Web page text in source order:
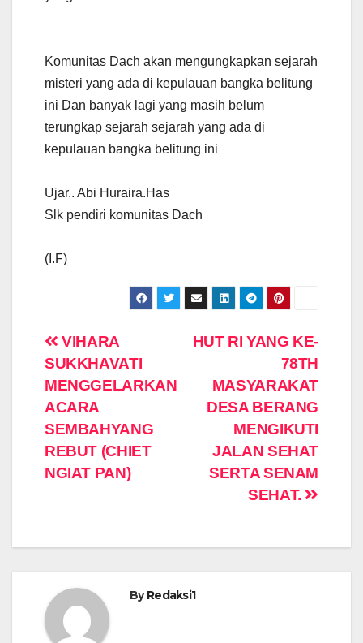
Komunitas Dach akan mengungkapkan sejarah
misteri yang ada di kepulauan bangka belitung
ini Dan banyak lagi yang masih belum
terungkap sejarah sejarah yang ada di
kepulauan bangka belitung ini
Ujar.. Abi Huraira.Has
Slk pendiri komunitas Dach
(I.F)
Navigasi
pos
HUT RI YANG KE-
78TH
MASYARAKAT
DESA BERANG
MENGIKUTI
JALAN SEHAT
SERTA SENAM
SEHAT.
VIHARA
SUKKHAVATI
MENGGELARKAN
ACARA
SEMBAHYANG
REBUT (CHIET
NGIAT PAN)
ByRedaksi1